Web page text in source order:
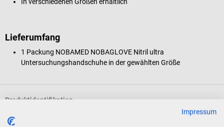
Lieferumfang
1 Packung NOBAMED NOBAGLOVE Nitril ultra
Untersuchungshandschuhe in der gewählten Größe
Produktidentifikation
Impressum